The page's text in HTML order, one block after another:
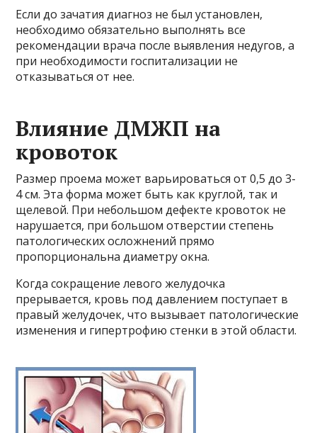
Если до зачатия диагноз не был установлен,
необходимо обязательно выполнять все
рекомендации врача после выявления недугов, а
при необходимости госпитализации не
отказываться от нее.
Влияние ДМЖП на
кровоток
Размер проема может варьироваться от 0,5 до 3-
4 см. Эта форма может быть как круглой, так и
щелевой. При небольшом дефекте кровоток не
нарушается, при большом отверстии степень
патологических осложнений прямо
пропорциональна диаметру окна.
Когда сокращение левого желудочка
прерывается, кровь под давлением поступает в
правый желудочек, что вызывает патологические
изменения и гипертрофию стенки в этой области.